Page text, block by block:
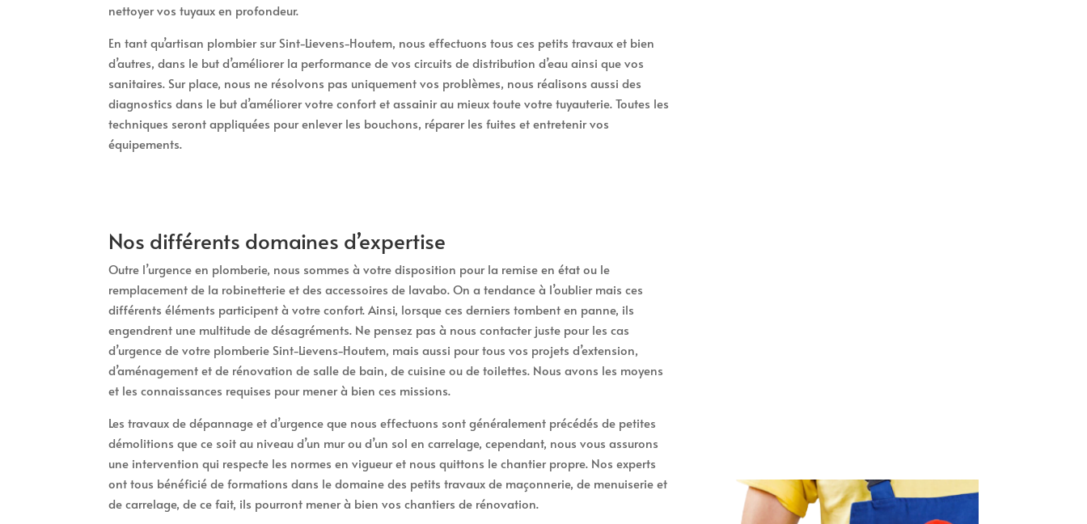
nettoyer vos tuyaux en profondeur.
En tant qu’artisan plombier sur Sint-Lievens-Houtem, nous effectuons tous ces petits travaux et bien
d’autres, dans le but d’améliorer la performance de vos circuits de distribution d’eau ainsi que vos
sanitaires. Sur place, nous ne résolvons pas uniquement vos problèmes, nous réalisons aussi des
diagnostics dans le but d’améliorer votre confort et assainir au mieux toute votre tuyauterie. Toutes les
techniques seront appliquées pour enlever les bouchons, réparer les fuites et entretenir vos
équipements.
Nos différents domaines d’expertise
Outre l’urgence en plomberie, nous sommes à votre disposition pour la remise en état ou le
remplacement de la robinetterie et des accessoires de lavabo. On a tendance à l’oublier mais ces
différents éléments participent à votre confort. Ainsi, lorsque ces derniers tombent en panne, ils
engendrent une multitude de désagréments. Ne pensez pas à nous contacter juste pour les cas
d’urgence de votre plomberie Sint-Lievens-Houtem, mais aussi pour tous vos projets d’extension,
d’aménagement et de rénovation de salle de bain, de cuisine ou de toilettes. Nous avons les moyens
et les connaissances requises pour mener à bien ces missions.
Les travaux de dépannage et d’urgence que nous effectuons sont généralement précédés de petites
démolitions que ce soit au niveau d’un mur ou d’un sol en carrelage, cependant, nous vous assurons
une intervention qui respecte les normes en vigueur et nous quittons le chantier propre. Nos experts
ont tous bénéficié de formations dans le domaine des petits travaux de maçonnerie, de menuiserie et
de carrelage, de ce fait, ils pourront mener à bien vos chantiers de rénovation.